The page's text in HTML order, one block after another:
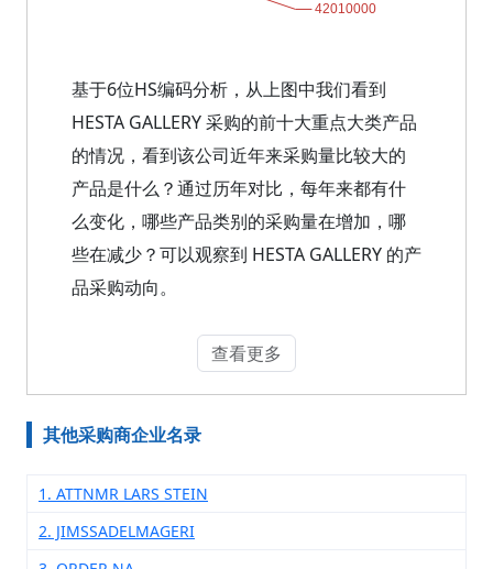
基于6位HS编码分析，从上图中我们看到
HESTA GALLERY 采购的前十大重点大类产品
的情况，看到该公司近年来采购量比较大的
产品是什么？通过历年对比，每年来都有什
么变化，哪些产品类别的采购量在增加，哪
些在减少？可以观察到 HESTA GALLERY 的产
品采购动向。
查看更多
其他采购商企业名录
1. ATTNMR LARS STEIN
2. JIMSSADELMAGERI